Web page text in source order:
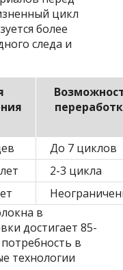
цикл
более
следа и
До 7 циклов
2-3 цикла
в
достигает 85-
в
технологии